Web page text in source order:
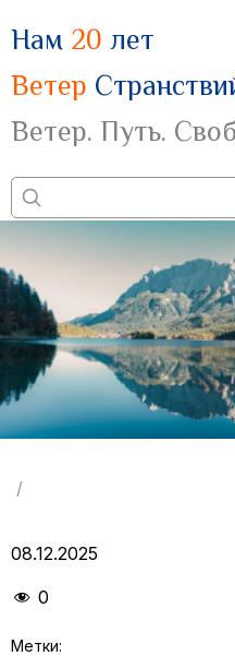
Нам 20 лет
Ветер
Ветер. Путь.
/
08.12.2025
0
Метки: